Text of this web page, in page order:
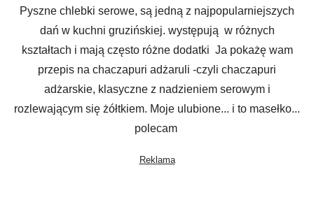
Pyszne chlebki serowe, są jedną z najpopularniejszych
dań w kuchni gruzińskiej. występują w różnych
kształtach i mają często różne dodatki Ja pokażę wam
przepis na chaczapuri adżaruli -czyli chaczapuri
adżarskie, klasyczne z nadzieniem serowym i
rozlewającym się żółtkiem. Moje ulubione... i to masełko...
polecam